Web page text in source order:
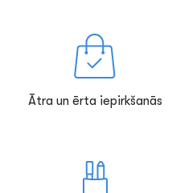
Ātra un ērta iepirkšanās